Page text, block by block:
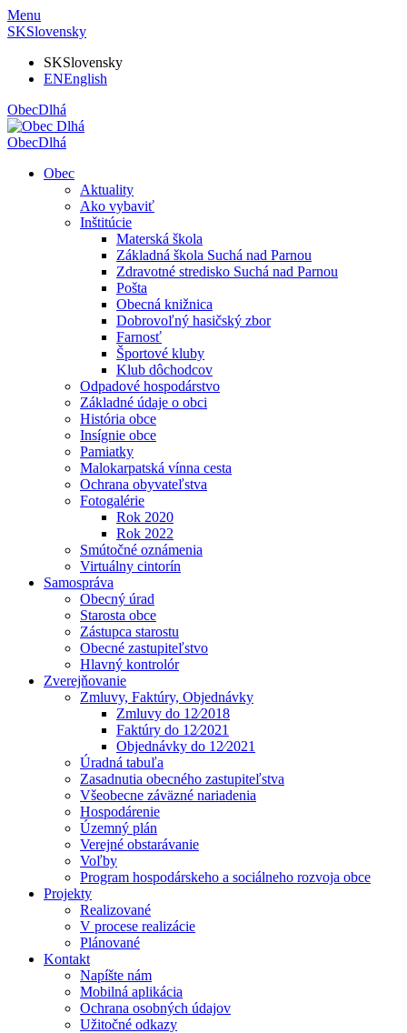
Menu
SKSlovensky
SKSlovensky
ENEnglish
ObecDlhá
ObecDlhá
Obec
Aktuality
Ako vybaviť
Inštitúcie
Materská škola
Základná škola Suchá nad Parnou
Zdravotné stredisko Suchá nad Parnou
Pošta
Obecná knižnica
Dobrovoľný hasičský zbor
Farnosť
Športové kluby
Klub dôchodcov
Odpadové hospodárstvo
Základné údaje o obci
História obce
Insígnie obce
Pamiatky
Malokarpatská vínna cesta
Ochrana obyvateľstva
Fotogalérie
Rok 2020
Rok 2022
Smútočné oznámenia
Virtuálny cintorín
Samospráva
Obecný úrad
Starosta obce
Zástupca starostu
Obecné zastupiteľstvo
Hlavný kontrolór
Zverejňovanie
Zmluvy, Faktúry, Objednávky
Zmluvy do 12⁄2018
Faktúry do 12⁄2021
Objednávky do 12⁄2021
Úradná tabuľa
Zasadnutia obecného zastupiteľstva
Všeobecne záväzné nariadenia
Hospodárenie
Územný plán
Verejné obstarávanie
Voľby
Program hospodárskeho a sociálneho rozvoja obce
Projekty
Realizované
V procese realizácie
Plánované
Kontakt
Napíšte nám
Mobilná aplikácia
Ochrana osobných údajov
Užitočné odkazy